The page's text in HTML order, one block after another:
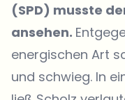
(SPD) musste
ansehen.
energischen Art
und schwieg. In